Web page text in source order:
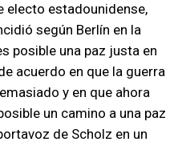
electo estadounidense,
según Berlín en la
posible una paz justa en
acuerdo en que la guerra
y en que ahora
un camino a una paz
de Scholz en un